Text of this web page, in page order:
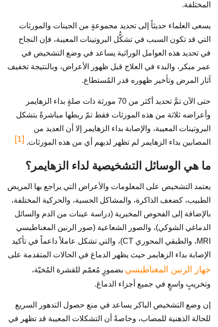
المختلفة.
يسعى العلماء حديثاً إلى تحديد مجموعةٍ من الجينات والمورثات
التي قد تكون السبب في تشكُّل البروتينات المعيبة، فإن النجاح
في تحديد هذه العوامل الوراثية يساعد في وضع التشخيص في
عمر مبكر، والبدء في العلاج قبل ظهور الأعراض، وبالنتيجة تخفيف
آثار المرض وتأخير ظهوره قدر المُستطاع.
حتى الآن تمَّ تحديد أكثر من 70 مورثة ذات صلةٍ بداء الزهايمر
وأعراضه ثلاثة من هذه المورثات فقط تمّ ربطها مباشرةً بتشكل
البروتينات المعيبة، والإصابة بداء الزهايمر إلا أن العديد من
المصابين بداء الزهايمر لم تظهر لديهم أي من هذه المورثات. [1]
ما هي الوسائل التشخيصية لداء الزهايمر؟
يعتمد التشخيص على المعلومات والأعراض التي يراجع بها المريض
الطبيب، كضعف الذاكرة، والمشاكل الحسية، والحركية المختلفة،
بالإضافة إلى الفحوص المخبرية (دراسة عينات من الدم والسائل
الدماغي الشوكي)، والصور الشعاعية (صور الرنين المغناطيسي
MRI، والطبقي المحوري CT)، والتي تشكل عاملاً داعماً في تأكيد
الإصابة بداء الزهايمر حيث يظهر الدماغ في الحالات المتقدمة على
جهاز الرنين المغناطيسي بضمورٍ مُعمّم للقشرة المُخيّة،
وتخريبٍ واسعٍ في جميع أجزاء الدماغ.
إن وضع التشخيص الباكر يساعد في منع حصول التدهور السريع
للحالة الذهنية للمصاب، وخاصةً أن التشكلات المعيبة قد تظهر في